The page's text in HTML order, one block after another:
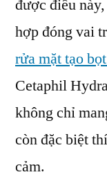
được điều
hợp đóng vai
rửa mặt tạo
Cetaphil
không chỉ
còn đặc biệt
cảm.